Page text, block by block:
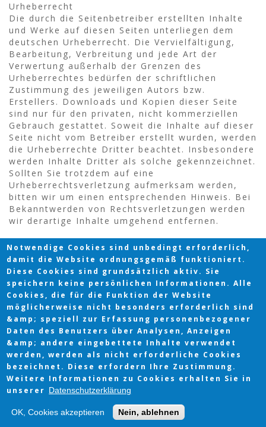
Urheberrecht
Die durch die Seitenbetreiber erstellten Inhalte
und Werke auf diesen Seiten unterliegen dem
deutschen Urheberrecht. Die Vervielfältigung,
Bearbeitung, Verbreitung und jede Art der
Verwertung außerhalb der Grenzen des
Urheberrechtes bedürfen der schriftlichen
Zustimmung des jeweiligen Autors bzw.
Erstellers. Downloads und Kopien dieser Seite
sind nur für den privaten, nicht kommerziellen
Gebrauch gestattet. Soweit die Inhalte auf dieser
Seite nicht vom Betreiber erstellt wurden, werden
die Urheberrechte Dritter beachtet. Insbesondere
werden Inhalte Dritter als solche gekennzeichnet.
Sollten Sie trotzdem auf eine
Urheberrechtsverletzung aufmerksam werden,
bitten wir um einen entsprechenden Hinweis. Bei
Bekanntwerden von Rechtsverletzungen werden
wir derartige Inhalte umgehend entfernen.
Copyright © 2026 | Impressum |Datenschutz
Desktop Version Only
Notwendige Cookies sind unbedingt erforderlich,
damit die Website ordnungsgemäß funktioniert.
Diese Cookies sind grundsätzlich aktiv. Sie
speichern keine persönlichen Informationen. Alle
Cookies, die für die Funktion der Website
möglicherweise nicht besonders erforderlich sind
&amp; speziell zur Erfassung personenbezogener
Daten des Benutzers über Analysen, Anzeigen
&amp; andere eingebettete Inhalte verwendet
werden, werden als nicht erforderliche Cookies
bezeichnet. Diese erfordern Ihre Zustimmung.
Weitere Informationen zu Cookies erhalten Sie in
unserer Datenschutzerklärung
OK, Cookies akzeptieren Nein, ablehnen